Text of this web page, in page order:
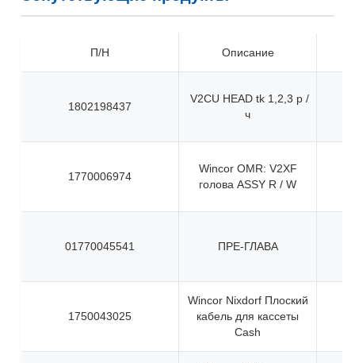
П/Н Описание
1802198437
V2CU HEAD tk 1,2,3 р /
ч
1770006974
Wincor OMR: V2XF
голова ASSY R / W
01770045541 ПРЕ-ГЛАВА
1750043025
Wincor Nixdorf Плоский
кабель для кассеты
Cash